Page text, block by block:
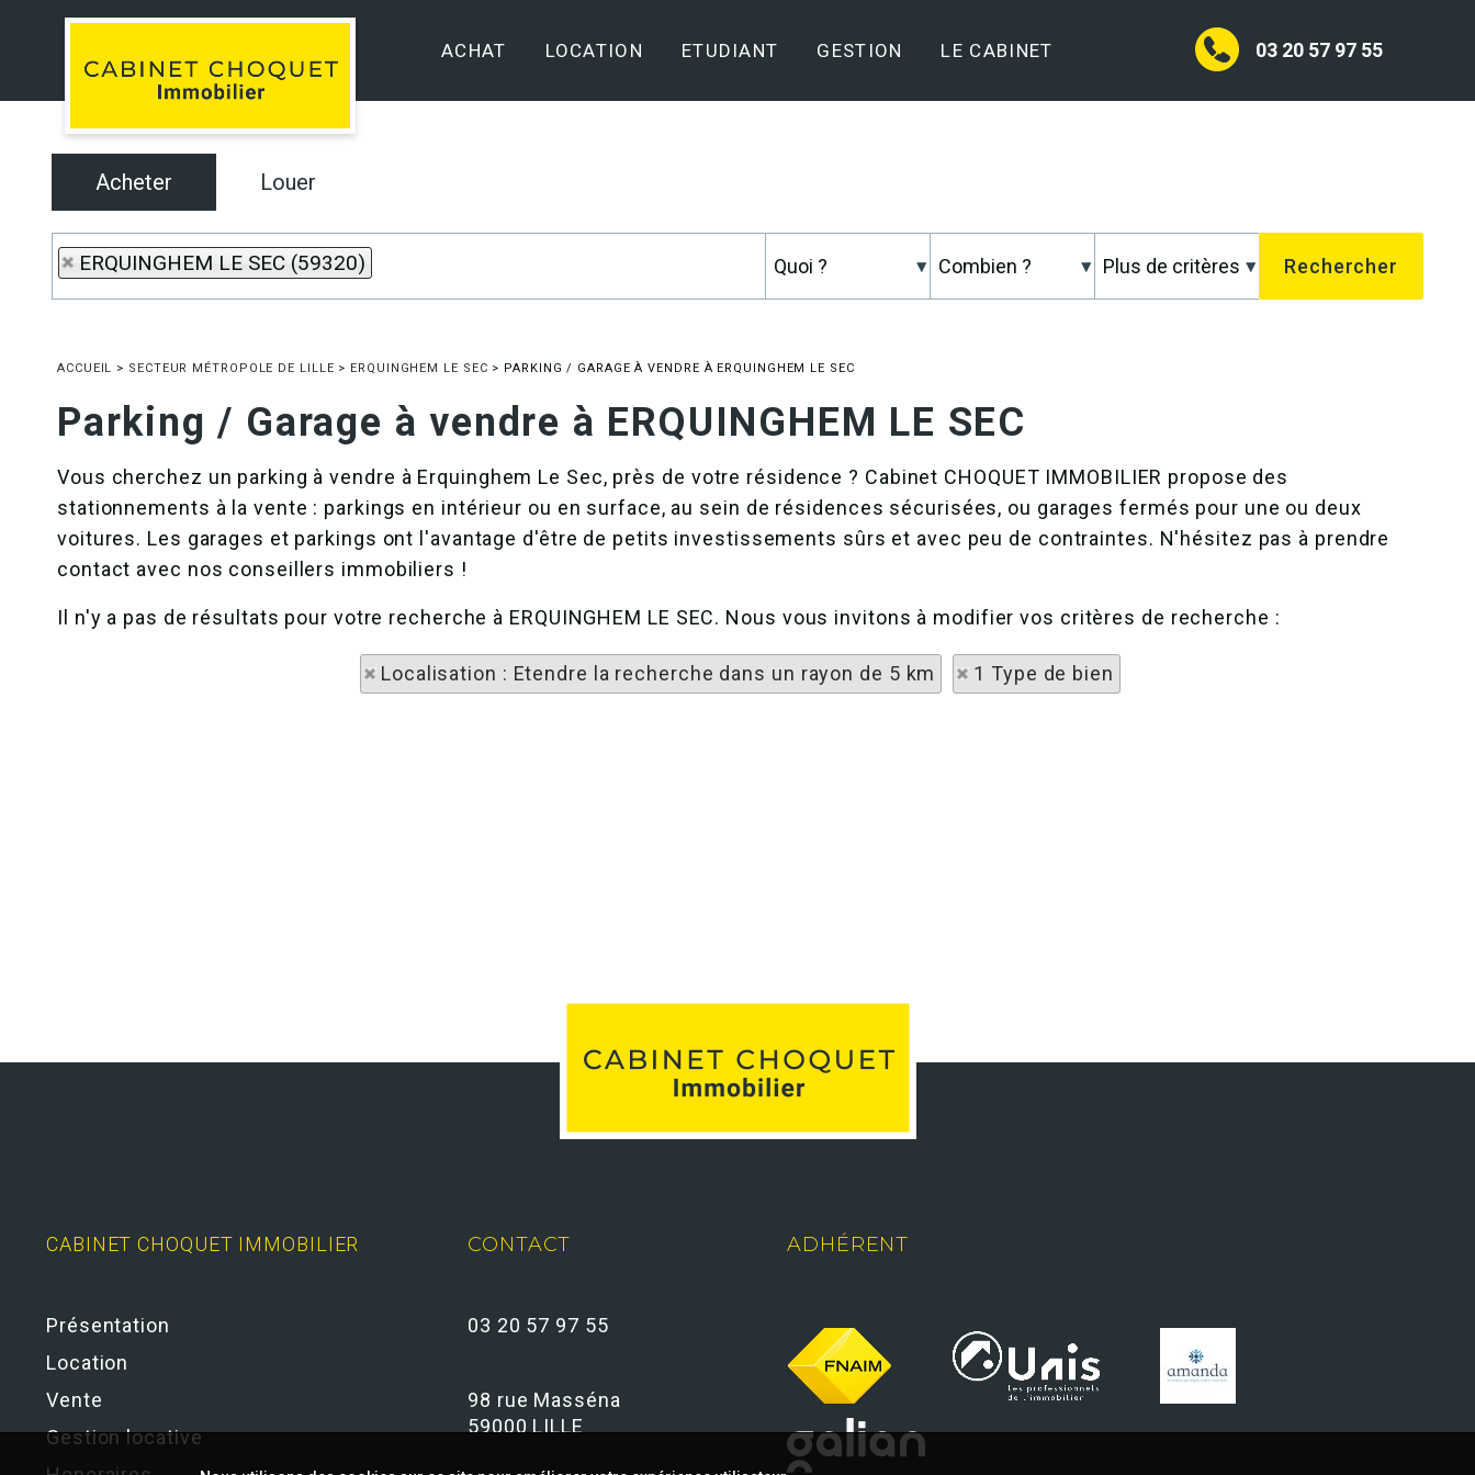
03 20 57 97 55
ACHAT LOCATION ETUDIANT GESTION LE CABINET
Acheter Louer
ERQUINGHEM LE SEC (59320)
ACCUEIL > SECTEUR MÉTROPOLE DE LILLE > ERQUINGHEM LE SEC > PARKING / GARAGE À VENDRE À ERQUINGHEM LE SEC
Parking / Garage à vendre à ERQUINGHEM LE SEC
Vous cherchez un parking à vendre à Erquinghem Le Sec, près de votre résidence ? Cabinet CHOQUET IMMOBILIER propose des
stationnements à la vente : parkings en intérieur ou en surface, au sein de résidences sécurisées, ou garages fermés pour une ou deux
voitures. Les garages et parkings ont l'avantage d'être de petits investissements sûrs et avec peu de contraintes. N'hésitez pas à prendre
contact avec nos conseillers immobiliers !
Il n'y a pas de résultats pour votre recherche à ERQUINGHEM LE SEC. Nous vous invitons à modifier vos critères de recherche :
Localisation : Etendre la recherche dans un rayon de 5 km 1 Type de bien
CABINET CHOQUET IMMOBILIER
Présentation
Location
Vente
Gestion locative
CONTACT
03 20 57 97 55
98 rue Masséna
59000 LILLE
ADHÉRENT